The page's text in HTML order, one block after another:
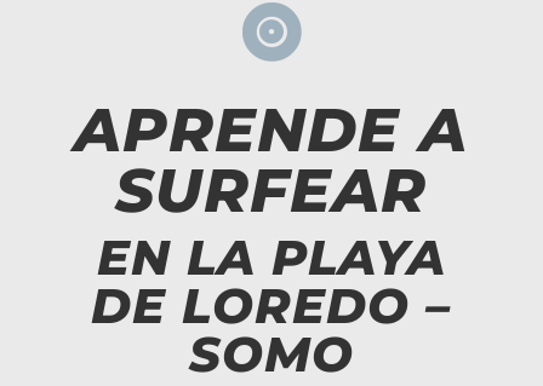

APRENDE A
SURFEAR
EN LA PLAYA
DE LOREDO –
SOMO